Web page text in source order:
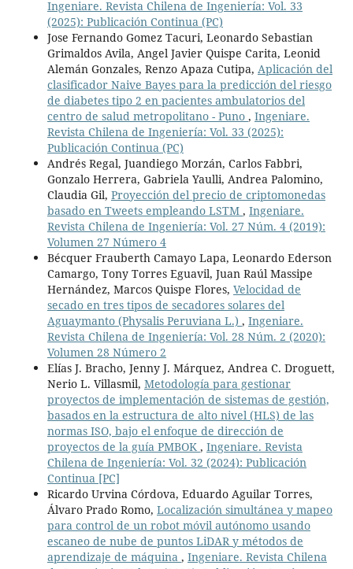
Ingeniare. Revista Chilena de Ingeniería: Vol. 33
(2025): Publicación Continua (PC)
Jose Fernando Gomez Tacuri, Leonardo Sebastian
Grimaldos Avila, Angel Javier Quispe Carita, Leonid
Alemán Gonzales, Renzo Apaza Cutipa, Aplicación del
clasificador Naive Bayes para la predicción del riesgo
de diabetes tipo 2 en pacientes ambulatorios del
centro de salud metropolitano - Puno , Ingeniare.
Revista Chilena de Ingeniería: Vol. 33 (2025):
Publicación Continua (PC)
Andrés Regal, Juandiego Morzán, Carlos Fabbri,
Gonzalo Herrera, Gabriela Yaulli, Andrea Palomino,
Claudia Gil, Proyección del precio de criptomonedas
basado en Tweets empleando LSTM , Ingeniare.
Revista Chilena de Ingeniería: Vol. 27 Núm. 4 (2019):
Volumen 27 Número 4
Bécquer Frauberth Camayo Lapa, Leonardo Ederson
Camargo, Tony Torres Eguavil, Juan Raúl Massipe
Hernández, Marcos Quispe Flores, Velocidad de
secado en tres tipos de secadores solares del
Aguaymanto (Physalis Peruviana L.) , Ingeniare.
Revista Chilena de Ingeniería: Vol. 28 Núm. 2 (2020):
Volumen 28 Número 2
Elías J. Bracho, Jenny J. Márquez, Andrea C. Droguett,
Nerio L. Villasmil, Metodología para gestionar
proyectos de implementación de sistemas de gestión,
basados en la estructura de alto nivel (HLS) de las
normas ISO, bajo el enfoque de dirección de
proyectos de la guía PMBOK , Ingeniare. Revista
Chilena de Ingeniería: Vol. 32 (2024): Publicación
Continua [PC]
Ricardo Urvina Córdova, Eduardo Aguilar Torres,
Álvaro Prado Romo, Localización simultánea y mapeo
para control de un robot móvil autónomo usando
escaneo de nube de puntos LiDAR y métodos de
aprendizaje de máquina , Ingeniare. Revista Chilena